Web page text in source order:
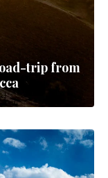
trip from